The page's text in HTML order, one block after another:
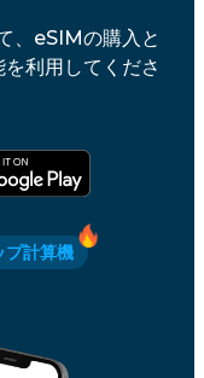
、eSIMの購入と
利用してくださ
プ計算機